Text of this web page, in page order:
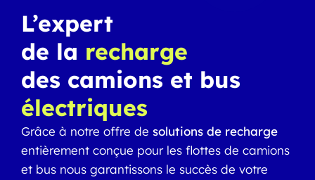
L’expert
de la recharge
des camions et bus
électriques
Grâce à notre offre de solutions de recharge
entièrement conçue pour les flottes de camions
et bus nous garantissons le succès de votre